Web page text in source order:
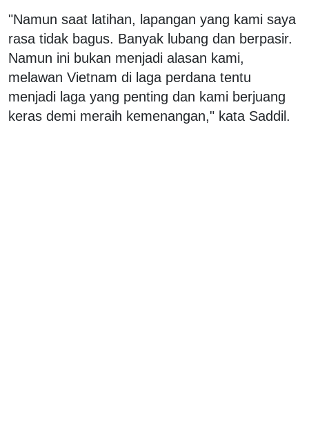
"Namun saat latihan, lapangan yang kami saya
rasa tidak bagus. Banyak lubang dan berpasir.
Namun ini bukan menjadi alasan kami,
melawan Vietnam di laga perdana tentu
menjadi laga yang penting dan kami berjuang
keras demi meraih kemenangan," kata Saddil.